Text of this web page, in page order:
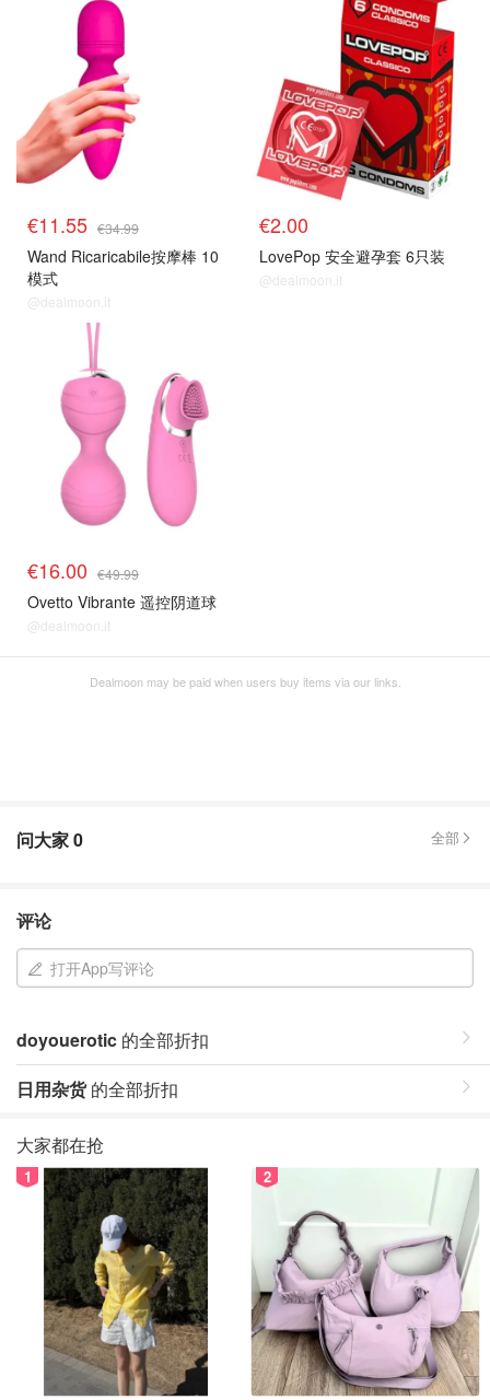
€11.55 €34.99
Wand Ricaricabile按摩棒 10
模式
@dealmoon.it
€2.00
LovePop 安全避孕套 6只装
@dealmoon.it
€16.00 €49.99
Ovetto Vibrante 遥控阴道球
@dealmoon.it
Dealmoon may be paid when users buy items via our links.
问大家0 全部
评论
打开App写评论
doyouerotic 的全部折扣
日用杂货的全部折扣
大家都在抢
1 2